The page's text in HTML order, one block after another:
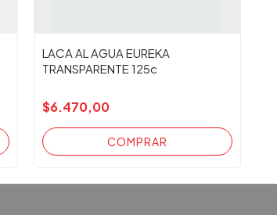
LACA AL AGUA EUREKA
TRANSPARENTE 125c
$6.470,00